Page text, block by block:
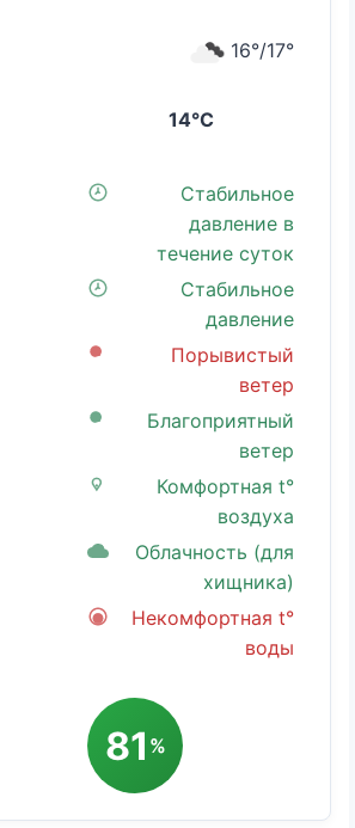
16°/17°
14°C
Стабильное
давление в
течение суток
Стабильное
давление
Порывистый
ветер
Благоприятный
ветер
Комфортная t°
воздуха
Облачность (для
хищника)
Некомфортная t°
воды
81 %